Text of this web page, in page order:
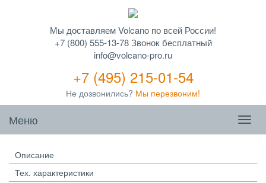
Мы доставляем Volcano по всей России!
+7 (800) 555-13-78 Звонок бесплатный
info@volcano-pro.ru
+7 (495) 215-01-54
Не дозвонились? Мы перезвоним!
Меню
Описание
Тех. характеристики